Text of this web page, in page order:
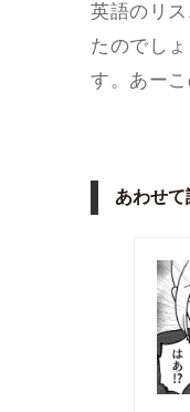
英語のリ
たのでし
す。あーこ
あわせ